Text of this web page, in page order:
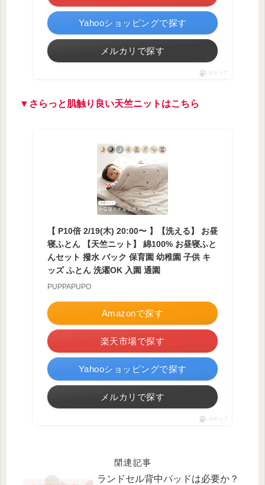
Yahooショッピングで探す
メルカリで探す
ポチップ
▼さらっと肌触り良い天竺ニットはこちら
【 P10倍 2/19(木) 20:00〜 】【洗える】 お昼
寝ふとん 【天竺ニット】 綿100% お昼寝ふと
んセット 撥水 バック 保育園 幼稚園 子供 キ
ッズ ふとん 洗濯OK 入園 通園
PUPPAPUPO
Amazonで探す
楽天市場で探す
Yahooショッピングで探す
メルカリで探す
ポチップ
関連記事
ランドセル背中パッドは必要か？